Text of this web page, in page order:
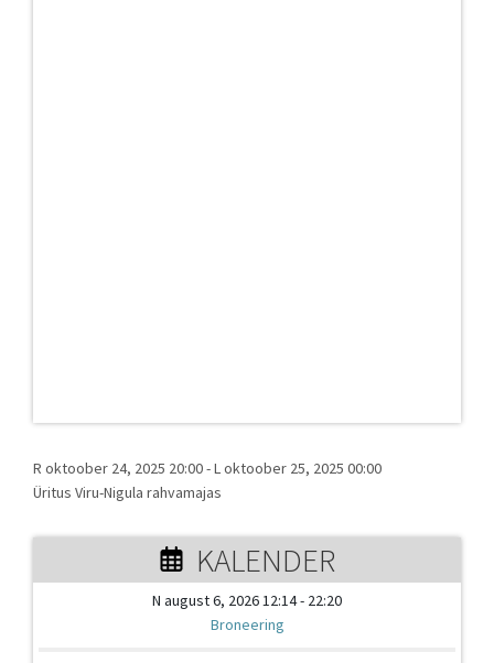
R oktoober 24, 2025 20:00-L oktoober 25, 2025 00:00
Üritus Viru-Nigula rahvamajas
KALENDER
N august 6, 2026 12:14 - 22:20
Broneering